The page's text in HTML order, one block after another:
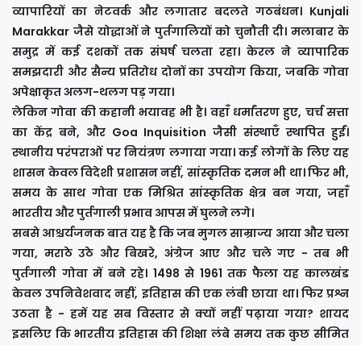
व्यापारियों का नेटवर्क और लगातार बदलते गठबंधन। Kunjali
Marakkar जैसे योद्धाओं ने पुर्तगालियों को चुनौती दी। मलाबार के
समुद्र में कई दशकों तक संघर्ष चलता रहा। केरल ने व्यापारिक
समझदारी और सैन्य प्रतिरोध दोनों का उपयोग किया, जबकि गोवा
अपेक्षाकृत अलग-थलग पड़ गया।
लेकिन गोवा की कहानी भयावह भी है। वहाँ धर्मांतरण हुए, चर्च सत्ता
का केंद्र बने, और Goa Inquisition जैसी संस्थाएँ स्थापित हुईं।
स्थानीय परंपराओं पर नियंत्रण लगाया गया। कई लोगों के लिए यह
शासन केवल विदेशी प्रशासन नहीं, सांस्कृतिक दमन भी था। फिर भी,
समय के साथ गोवा एक मिश्रित सांस्कृतिक क्षेत्र बन गया, जहाँ
भारतीय और पुर्तगाली प्रभाव आपस में घुलने लगे।
सबसे आश्चर्यजनक बात यह है कि जब मुगल साम्राज्य आया और चला
गया, मराठे उठे और बिखरे, अंग्रेज आए और चले गए - तब भी
पुर्तगाली गोवा में बने रहे। 1498 से 1961 तक फैला यह कालखंड
केवल उपनिवेशवाद नहीं, इतिहास की एक लंबी छाया था। फिर प्रश्न
उठता है - हमें यह सब विस्तार से क्यों नहीं पढ़ाया गया? शायद
इसलिए कि भारतीय इतिहास की शिक्षा लंबे समय तक कुछ सीमित